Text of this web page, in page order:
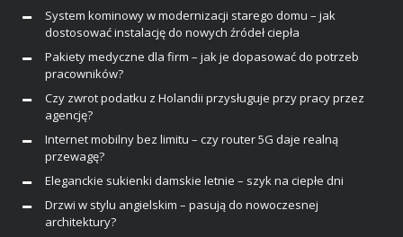
System kominowy w modernizacji starego domu – jak
dostosować instalację do nowych źródeł ciepła
Pakiety medyczne dla firm – jak je dopasować do potrzeb
pracowników?
Czy zwrot podatku z Holandii przysługuje przy pracy przez
agencję?
Internet mobilny bez limitu – czy router 5G daje realną
przewagę?
Eleganckie sukienki damskie letnie – szyk na ciepłe dni
Drzwi w stylu angielskim – pasują do nowoczesnej
architektury?